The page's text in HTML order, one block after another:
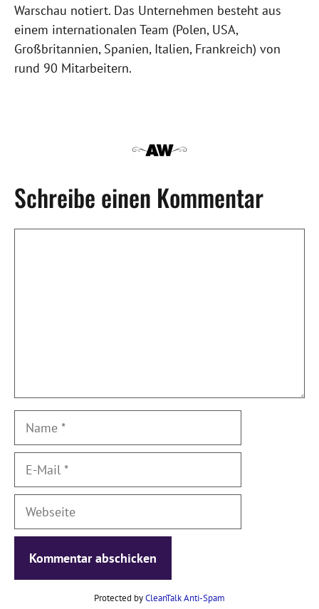
Warschau notiert. Das Unternehmen besteht aus
einem internationalen Team (Polen, USA,
Großbritannien, Spanien, Italien, Frankreich) von
rund 90 Mitarbeitern.
Schreibe einen Kommentar
Name
Webseite
Protected byCleanTalk Anti-Spam